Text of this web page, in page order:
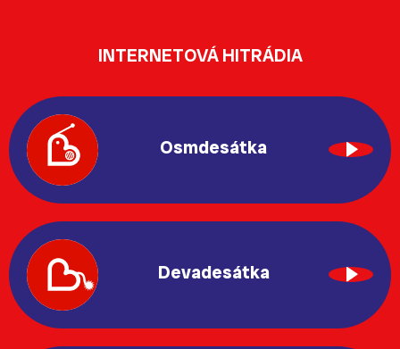
INTERNETOVÁ HITRÁDIA
Osmdesátka
Devadesátka